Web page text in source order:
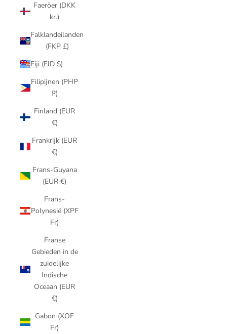
Faeröer (DKK
kr.)
Falklandeilanden
(FKP £)
Fiji (FJD $)
Filipijnen (PHP
₱)
Finland (EUR
€)
Frankrijk (EUR
€)
Frans-Guyana
(EUR €)
Frans-
Polynesië (XPF
Fr)
Franse
Gebieden in de
zuidelijke
Indische
Oceaan (EUR
€)
Gabon (XOF
Fr)